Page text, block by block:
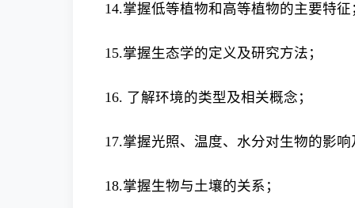
14.掌握低等植物和高等植物的主要特征
15.掌握生态学的定义及研究方法；
16. 了解环境的类型及相关概念；
17.掌握光照、温度、水分对生物的影响
18.掌握生物与土壤的关系；